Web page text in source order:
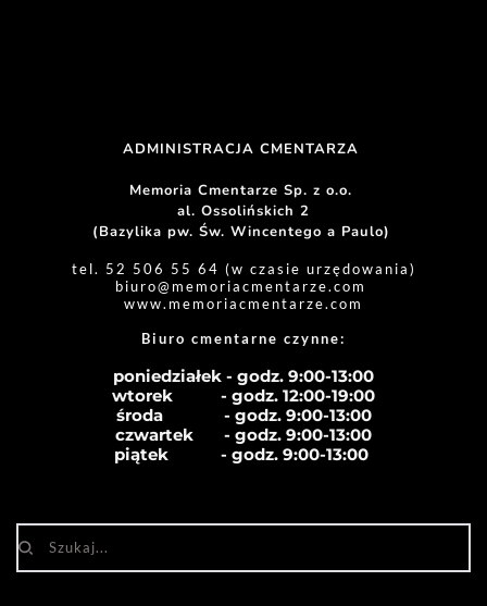
ADMINISTRACJA CMENTARZA
Memoria Cmentarze Sp. z o.o.
al. Ossolińskich 2
(Bazylika pw. Św. Wincentego a Paulo)
tel. 52 506 55 64 (w czasie urzędowania)
biuro@memoriacmentarze.com
www.memoriacmentarze.com
Biuro cmentarne czynne:
poniedziałek - godz. 9:00-13:00
wtorek           - godz. 12:00-19:00
środa              - godz. 9:00-13:00
czwartek       - godz. 9:00-13:00
piątek            - godz. 9:00-13:00